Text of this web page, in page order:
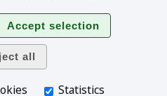
us
Statistics